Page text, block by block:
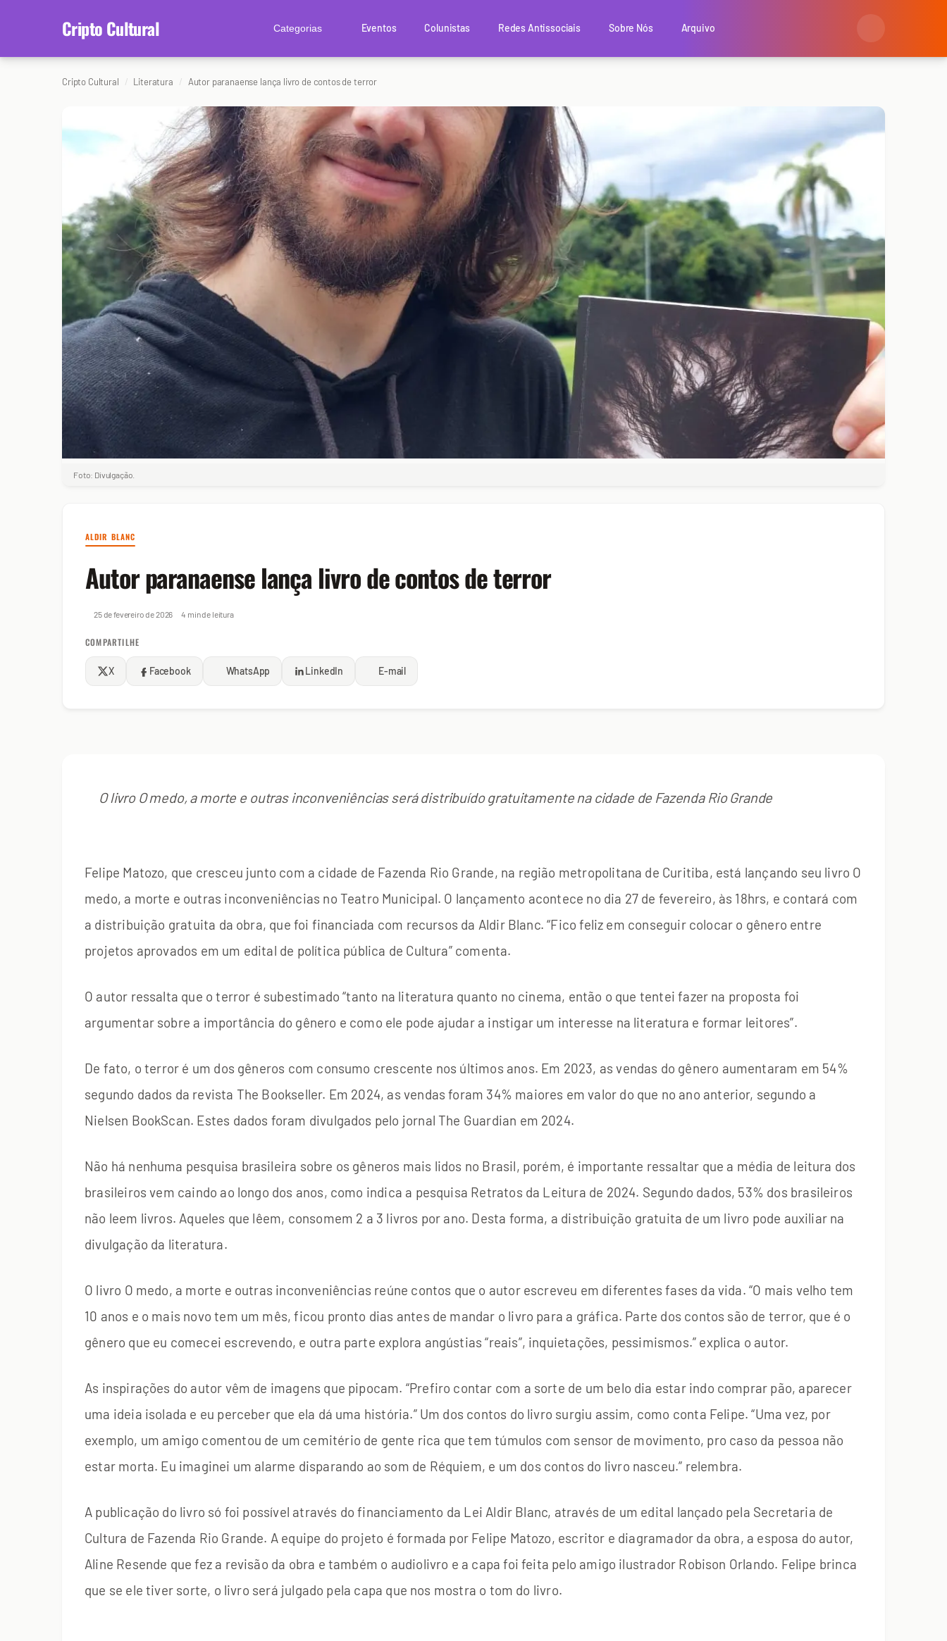
Cripto Cultural Categorias Eventos Colunistas Redes Antissociais Sobre Nós Arquivo
Cripto Cultural Literatura Autor paranaense lança livro de contos de terror
Foto: Divulgação.
ALDIR BLANC
Autor paranaense lança livro de contos de terror
25 de fevereiro de 2026 4 min de leitura
COMPARTILHE
X Facebook WhatsApp LinkedIn E-mail
O livro O medo, a morte e outras inconveniências será distribuído gratuitamente na cidade de Fazenda Rio Grande
Felipe Matozo, que cresceu junto com a cidade de Fazenda Rio Grande, na região metropolitana de Curitiba, está lançando seu livro O
medo, a morte e outras inconveniências no Teatro Municipal. O lançamento acontece no dia 27 de fevereiro, às 18hrs, e contará com
a distribuição gratuita da obra, que foi financiada com recursos da Aldir Blanc. “Fico feliz em conseguir colocar o gênero entre
projetos aprovados em um edital de política pública de Cultura” comenta.
O autor ressalta que o terror é subestimado “tanto na literatura quanto no cinema, então o que tentei fazer na proposta foi
argumentar sobre a importância do gênero e como ele pode ajudar a instigar um interesse na literatura e formar leitores”.
De fato, o terror é um dos gêneros com consumo crescente nos últimos anos. Em 2023, as vendas do gênero aumentaram em 54%
segundo dados da revista The Bookseller. Em 2024, as vendas foram 34% maiores em valor do que no ano anterior, segundo a
Nielsen BookScan. Estes dados foram divulgados pelo jornal The Guardian em 2024.
Não há nenhuma pesquisa brasileira sobre os gêneros mais lidos no Brasil, porém, é importante ressaltar que a média de leitura dos
brasileiros vem caindo ao longo dos anos, como indica a pesquisa Retratos da Leitura de 2024. Segundo dados, 53% dos brasileiros
não leem livros. Aqueles que lêem, consomem 2 a 3 livros por ano. Desta forma, a distribuição gratuita de um livro pode auxiliar na
divulgação da literatura.
O livro O medo, a morte e outras inconveniências reúne contos que o autor escreveu em diferentes fases da vida. “O mais velho tem
10 anos e o mais novo tem um mês, ficou pronto dias antes de mandar o livro para a gráfica. Parte dos contos são de terror, que é o
gênero que eu comecei escrevendo, e outra parte explora angústias “reais”, inquietações, pessimismos.” explica o autor.
As inspirações do autor vêm de imagens que pipocam. “Prefiro contar com a sorte de um belo dia estar indo comprar pão, aparecer
uma ideia isolada e eu perceber que ela dá uma história.” Um dos contos do livro surgiu assim, como conta Felipe. “Uma vez, por
exemplo, um amigo comentou de um cemitério de gente rica que tem túmulos com sensor de movimento, pro caso da pessoa não
estar morta. Eu imaginei um alarme disparando ao som de Réquiem, e um dos contos do livro nasceu.” relembra.
A publicação do livro só foi possível através do financiamento da Lei Aldir Blanc, através de um edital lançado pela Secretaria de
Cultura de Fazenda Rio Grande. A equipe do projeto é formada por Felipe Matozo, escritor e diagramador da obra, a esposa do autor,
Aline Resende que fez a revisão da obra e também o audiolivro e a capa foi feita pelo amigo ilustrador Robison Orlando. Felipe brinca
que se ele tiver sorte, o livro será julgado pela capa que nos mostra o tom do livro.